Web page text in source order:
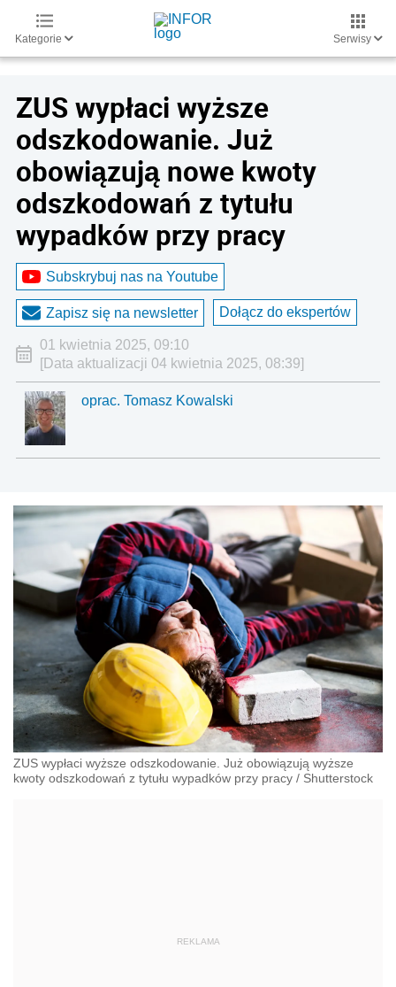
Kategorie Serwisy
ZUS wypłaci wyższe
odszkodowanie. Już
obowiązują nowe kwoty
odszkodowań z tytułu
wypadków przy pracy
Subskrybuj nas na Youtube
Zapisz się na newsletter Dołącz do ekspertów
01 kwietnia 2025, 09:10
[Data aktualizacji 04 kwietnia 2025, 08:39]
oprac. Tomasz Kowalski
ZUS wypłaci wyższe odszkodowanie. Już obowiązują wyższe
kwoty odszkodowań z tytułu wypadków przy pracy / Shutterstock